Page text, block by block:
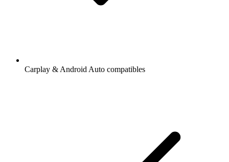
Carplay & Android Auto compatibles